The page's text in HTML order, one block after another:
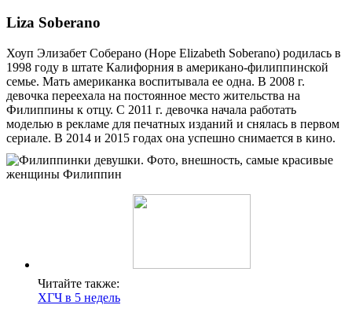
Liza Soberano
Хоуп Элизабет Соберано (Hope Elizabeth Soberano) родилась в
1998 году в штате Калифорния в американо-филиппинской
семье. Мать американка воспитывала ее одна. В 2008 г.
девочка переехала на постоянное место жительства на
Филиппины к отцу. С 2011 г. девочка начала работать
моделью в рекламе для печатных изданий и снялась в первом
сериале. В 2014 и 2015 годах она успешно снимается в кино.
Читайте также:
ХГЧ в 5 недель